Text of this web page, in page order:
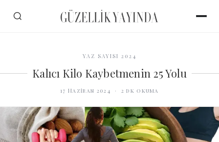
YAZ SAYISI 2024
Kalıcı Kilo Kaybetmenin 25 Yolu
17 Haziran 2024 · 2 dk okuma